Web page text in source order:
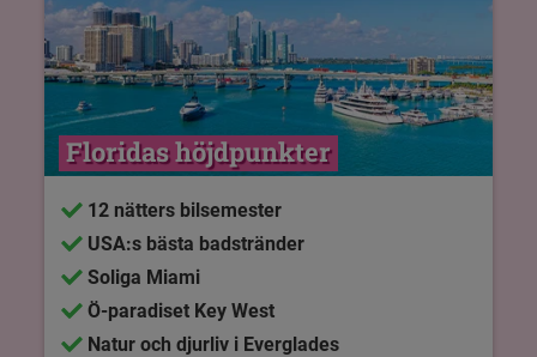
Floridas höjdpunkter
12 nätters bilsemester
USA:s bästa badstränder
Soliga Miami
Ö-paradiset Key West
Natur och djurliv i Everglades